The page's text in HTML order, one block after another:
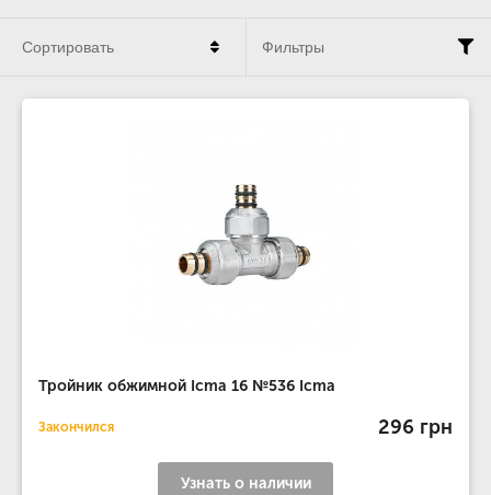
Тройник обжимной Icma 16 №536 Icma
Закончился 296 грн
Узнать о наличии
Сортировать Фильтры